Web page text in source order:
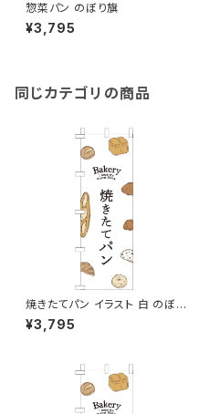
惣菜パン のぼり旗
¥3,795
同じカテゴリの商品
焼きたてパン イラスト 白 のぼり
旗
¥3,795